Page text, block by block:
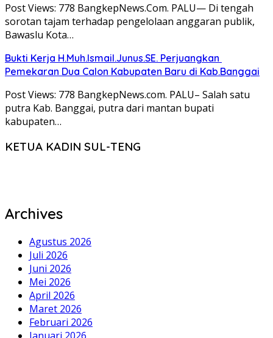
Post Views: 778 BangkepNews.Com. PALU— Di tengah
sorotan tajam terhadap pengelolaan anggaran publik,
Bawaslu Kota…
Bukti Kerja H.Muh.Ismail.Junus.SE. Perjuangkan
Pemekaran Dua Calon Kabupaten Baru di Kab.Banggai
Post Views: 778 BangkepNews.com. PALU– Salah satu
putra Kab. Banggai, putra dari mantan bupati
kabupaten…
KETUA KADIN SUL-TENG
Archives
Agustus 2026
Juli 2026
Juni 2026
Mei 2026
April 2026
Maret 2026
Februari 2026